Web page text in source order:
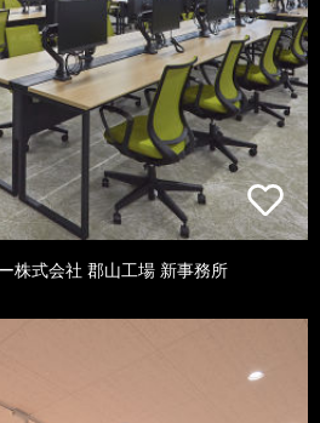
株式会社 郡山工場 新事務所